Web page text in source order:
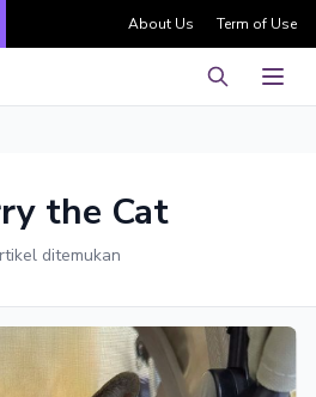
About Us Term of Use
Pencarian
the Cat
ditemukan